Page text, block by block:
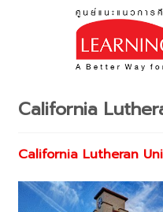
California
California Lutheran